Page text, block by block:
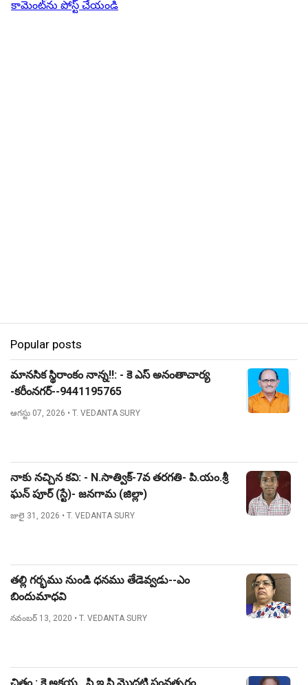
కామెంట్‌ను పోస్ట్ చేయండి
Popular posts
మానసిక స్థిరాంకం నాన్న!!: - కె ఎస్ అనంతాచార్య
-కరీంనగర్--9441195765
ఆగస్టు 07, 2026 • T. VEDANTA SURY
నాకు నచ్చిన కవి: - N.సాత్విక్-7వ తరగతి- పి.యం.శ్రీ
ఘన్ పూర్ (స్టే)- జనగామ (జిల్లా)
జులై 31, 2026 • T. VEDANTA SURY
తల్లి గర్భము నుండి ధనము తేడెవ్వడు--ఎం
బిందుమాధవి
నవంబర్ 13, 2020 • T. VEDANTA SURY